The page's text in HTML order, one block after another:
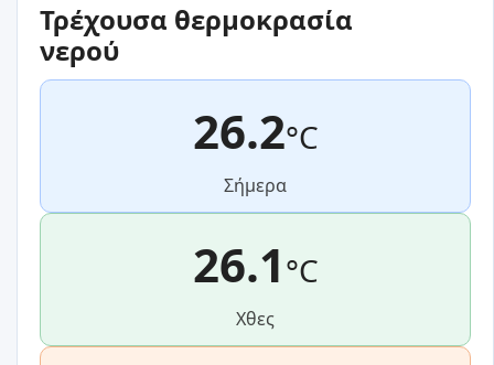
Τρέχουσα θερμοκρασία
νερού
26.2°C
Σήμερα
26.1°C
Χθες